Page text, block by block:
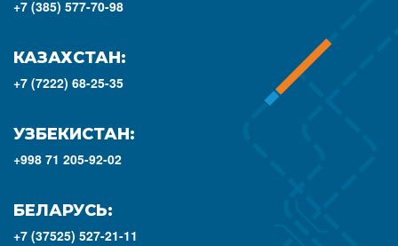
+7 (385) 577-70-98
КАЗАХСТАН:
+7 (7222) 68-25-35
УЗБЕКИСТАН:
+998 71 205-92-02
БЕЛАРУСЬ:
+7 (37525) 527-21-11